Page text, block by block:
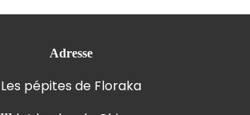
Adresse
Les pépites de Floraka